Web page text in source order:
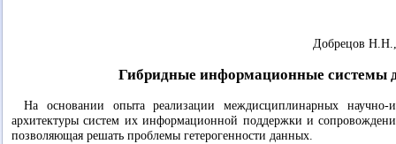
Добрецов
Гибридные информационные системы
На основании опыта реализации междисциплинарных научно-
архитектуры систем их информационной поддержки и
позволяющая решать проблемы гетерогенности данных.